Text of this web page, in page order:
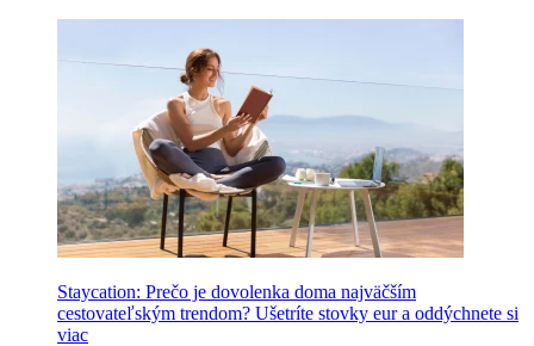
Staycation: Prečo je dovolenka doma najväčším
cestovateľským trendom? Ušetríte stovky eur a oddýchnete si
viac